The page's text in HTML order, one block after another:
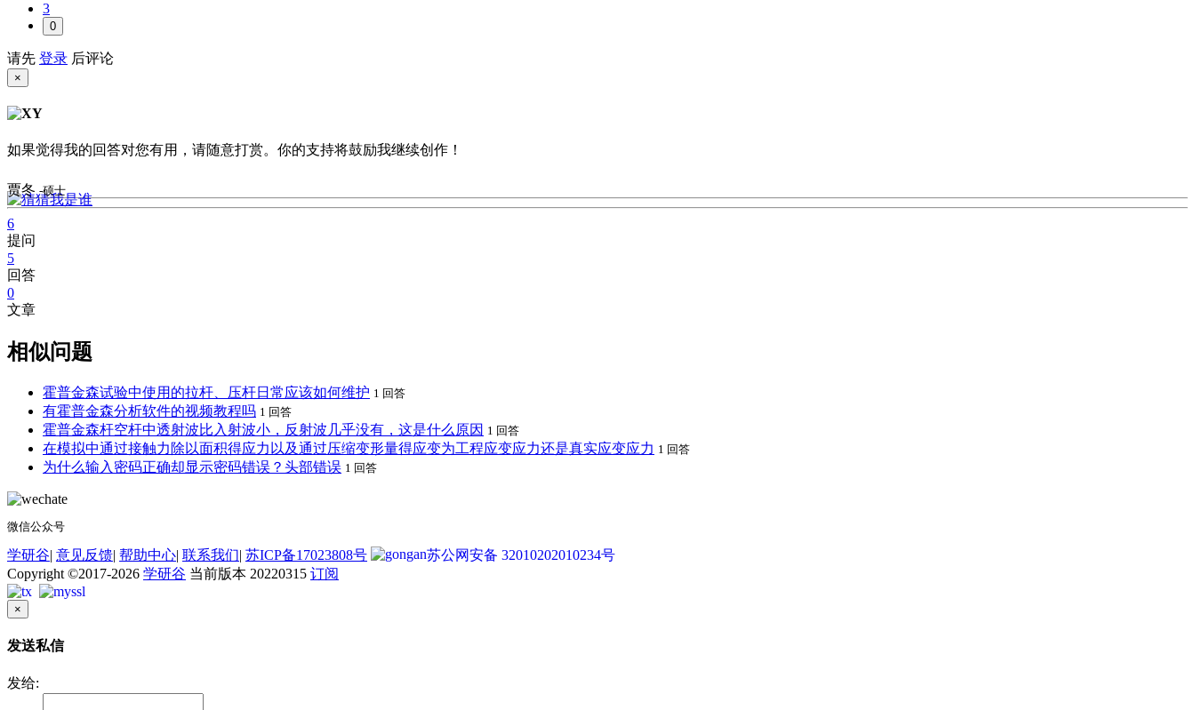
3
0
请先 登录 后评论
×
如果觉得我的回答对您有用，请随意打赏。你的支持将鼓励我继续创作！
贾冬 -硕士
6
提问
5
回答
0
文章
相似问题
霍普金森试验中使用的拉杆、压杆日常应该如何维护 1 回答
有霍普金森分析软件的视频教程吗 1 回答
霍普金森杆空杆中透射波比入射波小，反射波几乎没有，这是什么原因 1 回答
在模拟中通过接触力除以面积得应力以及通过压缩变形量得应变为工程应变应力还是真实应变应力 1 回答
为什么输入密码正确却显示密码错误？头部错误 1 回答
微信公众号
学研谷| 意见反馈| 帮助中心| 联系我们| 苏ICP备17023808号
苏公网安备 32010202010234号
Copyright ©2017-2026 学研谷 当前版本 20220315 订阅
×
发送私信
发给: